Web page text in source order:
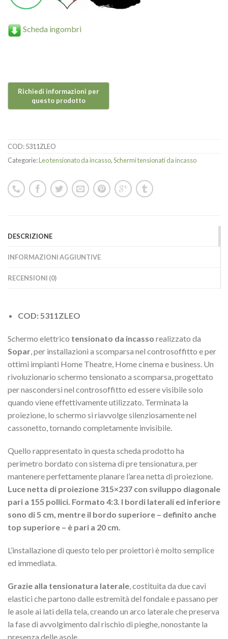
Scheda ingombri
COD:5311ZLEO
Categorie:Leo tensionato da incasso,Schermi tensionati da incasso
DESCRIZIONE
INFORMAZIONI AGGIUNTIVE
RECENSIONI (0)
COD: 5311ZLEO
Schermo elettrico tensionato da incasso realizzato da
Sopar, per installazioni a scomparsa nel controsoffitto e per
ottimi impianti Home Theatre, Home cinema e business. Un
rivoluzionario schermo tensionato a scomparsa, progettato
per nascondersi nel controsoffitto ed essere visibile solo
quando viene effettivamente utilizzato. Terminata la
proiezione, lo schermo si riavvolge silenziosamente nel
cassonetto, tornando completamente invisibile.
Quello rappresentato in questa scheda prodotto ha
perimetro bordato con sistema di pre tensionatura, per
mantenere perfettamente planare l’area netta di proiezione.
Luce netta di proiezione 315×237 con sviluppo diagonale
pari a 155 pollici. Formato 4:3. I bordi laterali ed inferiore
sono di 5 cm, mentre il bordo superiore – definito anche
top superiore – è pari a 20 cm.
L’installazione di questo telo per proiettori è molto semplice
ed immediata.
Grazie alla tensionatura laterale, costituita da due cavi
elastici che partono dalle estremità del fondale e passano per
le asole ai lati della tela, creando un arco laterale che preserva
la fase di avvolgimento dal rischio di pieghe, nonostante la
presenza delle asole.